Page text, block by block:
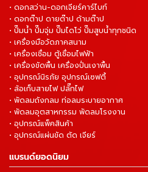
• ดอกสว่าน-ดอกเจียร์คาร์ไบท์
• ดอกต๊าป ดายต๊าป ด้ามต๊าป
• ปั๊มน้ำ ปั๊มจุ่ม ปั๊มไดโว่ ปั๊มสูบน้ำทุกชนิด
• เครื่องมือวัดภาคสนาม
• เครื่องเชื่อม ตู้เชื่อมไฟฟ้า
• เครื่องขัดพื้น เครื่องปั่นเงาพื้น
• อุปกรณ์นิรภัย อุปกรณ์เซฟตี้
• ล้อเก็บสายไฟ ปลั๊กไฟ
• พัดลมถังกลม ท่อลมระบายอากาศ
• พัดลมอุตสาหกรรม พัดลมโรงงาน
• อุปกรณ์แพ็คสินค้า
• อุปกรณ์แผ่นขัด ตัด เจียร์
แบรนด์ยอดนิยม